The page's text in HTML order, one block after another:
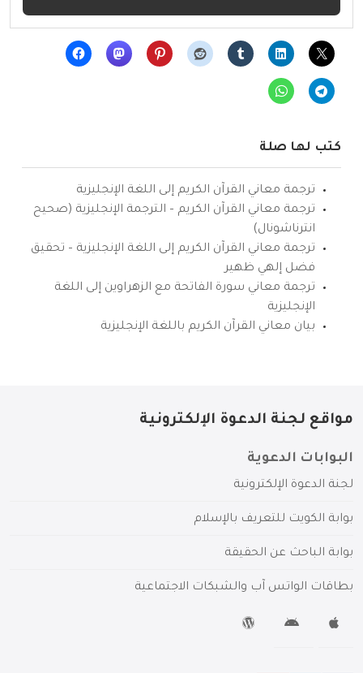
كتب لها صلة
ترجمة معاني القرآن الكريم إلى اللغة الإنجليزية
ترجمة معاني القرآن الكريم – الترجمة الإنجليزية (صحيح
انترناشونال)
ترجمة معاني القرآن الكريم إلى اللغة الإنجليزية – تحقيق
فضل إلهي ظهير
ترجمة معاني سورة الفاتحة مع الزهراوين إلى اللغة
الإنجليزية
بيان معاني القرآن الكريم باللغة الإنجليزية
مواقع لجنة الدعوة الإلكترونية
البوابات الدعوية
لجنة الدعوة الإلكترونية
بوابة الكويت للتعريف بالإسلام
بوابة الباحث عن الحقيقة
بطاقات الواتس آب والشبكات الاجتماعية